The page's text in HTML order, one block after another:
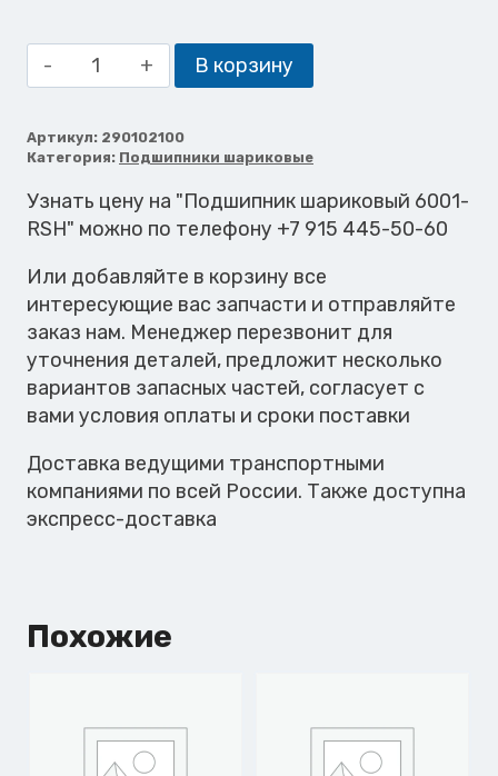
Количество
товара
шариковый
6001-
RSH
В корзину
Артикул: 290102100
Категория: Подшипники шариковые
Узнать цену на "Подшипник шариковый 6001-
RSH" можно по телефону +7 915 445-50-60
Или добавляйте в корзину все
интересующие вас запчасти и отправляйте
заказ нам. Менеджер перезвонит для
уточнения деталей, предложит несколько
вариантов запасных частей, согласует с
вами условия оплаты и сроки поставки
Доставка ведущими транспортными
компаниями по всей России. Также доступна
экспресс-доставка
Похожие